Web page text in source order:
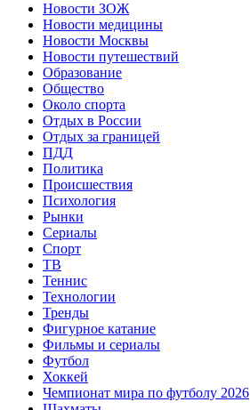
Новости ЗОЖ
Новости медицины
Новости Москвы
Новости путешествий
Образование
Общество
Около спорта
Отдых в России
Отдых за границей
ПДД
Политика
Происшествия
Психология
Рынки
Сериалы
Спорт
ТВ
Теннис
Технологии
Тренды
Фигурное катание
Фильмы и сериалы
Футбол
Хоккей
Чемпионат мира по футболу 2026